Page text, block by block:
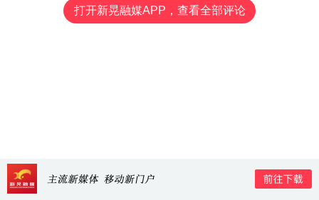
打开新晃融媒APP，查看全部评论